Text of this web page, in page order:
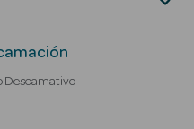
Descamativo